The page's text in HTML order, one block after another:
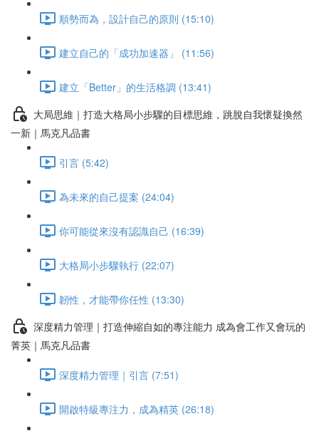
順勢而為，設計自己的原則 (15:10)
建立自己的「成功加速器」 (11:56)
建立「Better」的生活格調 (13:41)
大局思維｜打造大格局小步驟的目標思維，跳脫自我懷疑換然
一新｜馬克凡品書
引言 (5:42)
為未來的自己提案 (24:04)
你可能從來沒有認識自己 (16:39)
大格局小步驟執行 (22:07)
韌性，才能帶你任性 (13:30)
深度精力管理｜打造伸縮自如的專注能力 成為會工作又會玩的
菁英｜馬克凡品書
深度精力管理｜引言 (7:51)
開啟特級專注力，成為精英 (26:18)